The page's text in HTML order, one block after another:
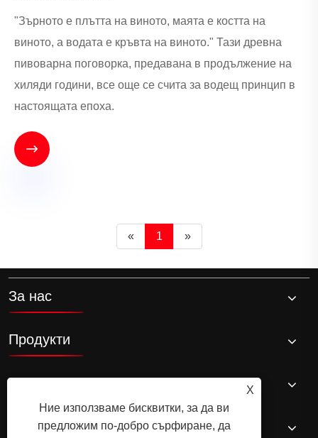
"Зърното е плътта на виното, маята е костта на
виното, а водата е кръвта на виното." Тази древна
пивоварна поговорка, предавана в продължение на
хиляди години, все още се счита за водещ принцип в
настоящата епоха.

« 1 »
За нас
Продукти
Новини
Свържете се с нас
X
Ние използваме бисквитки, за да ви
предложим по-добро сърфиране, да